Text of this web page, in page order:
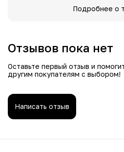
Духи Pani Walewska Gold в
элегантность и уверенность.
близким этот изысканный
чувствовать себя великолепно в
Подробнее о
Отзывов пока нет
Оставьте первый отзыв и
другим покупателям с выбором!
Написать отзыв